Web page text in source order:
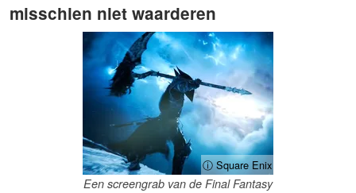
misschien niet waarderen
ⓘ Square Enix
Een screengrab van de Final Fantasy